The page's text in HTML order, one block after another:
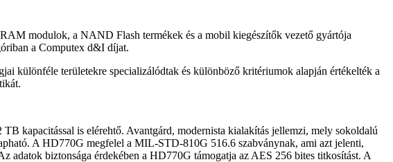
modulok, a NAND Flash termékek és a mobil kiegészítők vezető gyártója
a Computex d&I díjat.
különféle területekre specializálódtak és különböző kritériumok alapján értékelték a
kapacitással is elérehtő. Avantgárd, modernista kialakítás jellemzi, mely sokoldalú
A HD770G megfelel a MIL-STD-810G 516.6 szabványnak, ami azt jelenti,
adatok biztonsága érdekében a HD770G támogatja az AES 256 bites titkosítást. A